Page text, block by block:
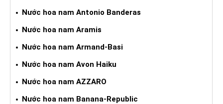
Nước hoa nam Antonio Banderas
Nước hoa nam Aramis
Nước hoa nam Armand-Basi
Nước hoa nam Avon Haiku
Nước hoa nam AZZARO
Nước hoa nam Banana-Republic